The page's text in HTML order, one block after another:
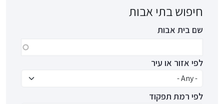
חיפוש בתי אבות
שם בית אבות
לפי אזור או עיר
לפי רמת תפקוד